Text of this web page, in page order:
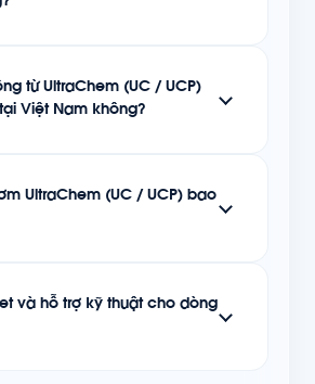
từ UltraChem (UC / UCP)
Việt Nam không?
UltraChem (UC / UCP) bao
và hỗ trợ kỹ thuật cho dòng